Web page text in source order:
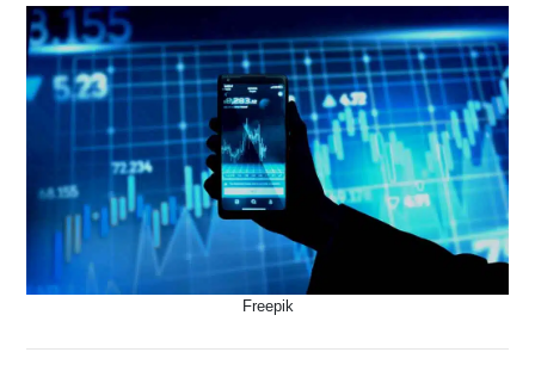
Freepik